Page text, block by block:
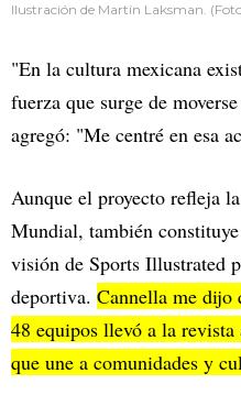
Ilustración de Martín Laksman.
"En la cultura mexicana
fuerza que surge de
agregó: "Me centré en esa
Aunque el proyecto refleja
Mundial, también
visión de Sports Illustrated
deportiva. Cannella me dijo
48 equipos llevó a la revista
que une a comunidades y